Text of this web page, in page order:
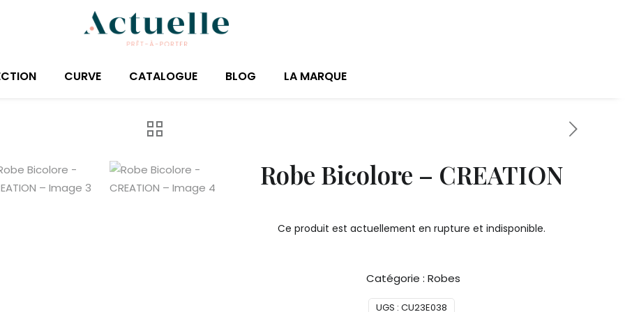
CURVE CATALOGUE BLOG LA MARQUE
Robe Bicolore – CREATION
Ce produit est actuellement en rupture et indisponible.
UGS : CU23E038
Catégorie : Robes